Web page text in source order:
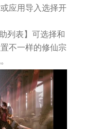
应用导入选择开
列表】可选择和
不一样的修仙宗